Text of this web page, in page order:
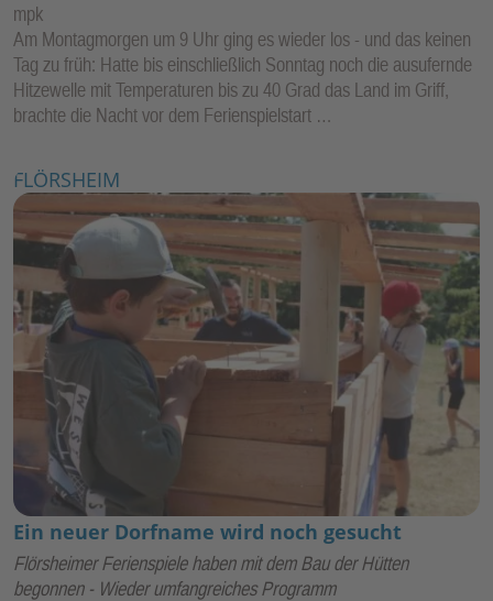
mpk
Am Montagmorgen um 9 Uhr ging es wieder los - und das keinen
Tag zu früh: Hatte bis einschließlich Sonntag noch die ausufernde
Hitzewelle mit Temperaturen bis zu 40 Grad das Land im Griff,
brachte die Nacht vor dem Ferienspielstart …
FLÖRSHEIM
Ein neuer Dorfname wird noch gesucht
Flörsheimer Ferienspiele haben mit dem Bau der Hütten
begonnen - Wieder umfangreiches Programm